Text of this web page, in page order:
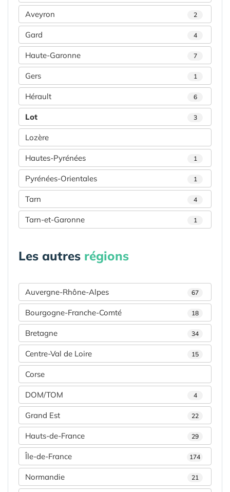
Aveyron 2
Gard 4
Haute-Garonne 7
Gers 1
Hérault 6
Lot 3
Lozère
Hautes-Pyrénées 1
Pyrénées-Orientales 1
Tarn 4
Tarn-et-Garonne 1
Les autres régions
Auvergne-Rhône-Alpes 67
Bourgogne-Franche-Comté 18
Bretagne 34
Centre-Val de Loire 15
Corse
DOM/TOM 4
Grand Est 22
Hauts-de-France 29
Île-de-France 174
Normandie 21